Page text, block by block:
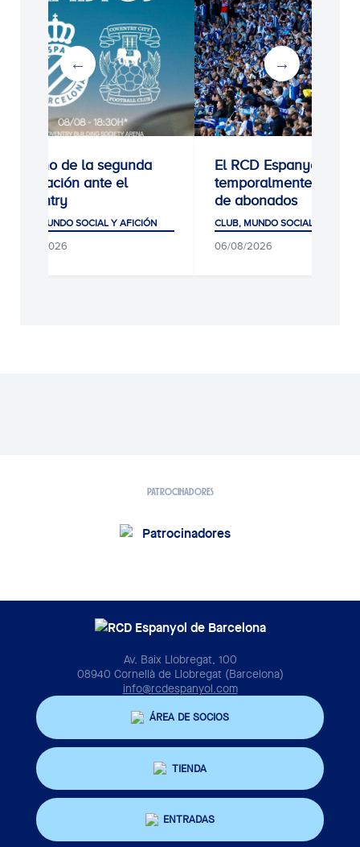
Estreno de la segunda
equipación ante el
Coventry
CLUB, MUNDO SOCIAL Y AFICIÓN
06/08/2026
El RCD Espanyol
temporalmente las
de abonados
CLUB, MUNDO SOCIAL Y
06/08/2026
PATROCINADORES
Av. Baix Llobregat, 100
08940 Cornellà de Llobregat (Barcelona)
info@rcdespanyol.com
ÁREA DE SOCIOS
TIENDA
ENTRADAS